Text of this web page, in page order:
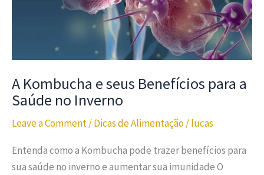
A Kombucha e seus Benefícios para a
Saúde no Inverno
Leave a Comment/Dicas de Alimentação/lucas
Entenda como a Kombucha pode trazer benefícios para
sua saúde no inverno e aumentar sua imunidade O